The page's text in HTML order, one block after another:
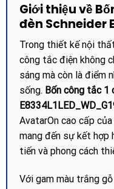
Giới thiệu về
đèn Schneider
Trong thiết kế nội
công tắc điện không
sáng mà còn là điểm
sống. Bốn công tắc 1
AvatarOn cao cấp
mang đến sự kết hợp
tiến và phong cách
Với gam màu trắng